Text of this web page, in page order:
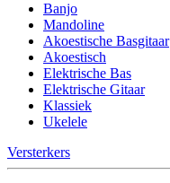
Banjo
Mandoline
Akoestische Basgitaar
Akoestisch
Elektrische Bas
Elektrische Gitaar
Klassiek
Ukelele
Versterkers